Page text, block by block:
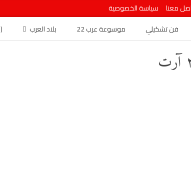
معنا
سياسة الخصوصية
فن تشكيلي موسوعة عرب 22 بلاد العرب